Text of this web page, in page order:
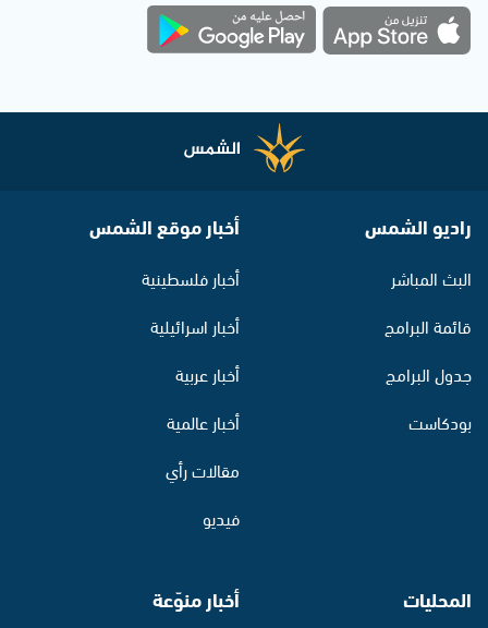
راديو الشمس
البث المباشر
قائمة البرامج
جدول البرامج
بودكاست
أخبار موقع الشمس
أخبار فلسطينية
أخبار اسرائيلية
أخبار عربية
أخبار عالمية
مقالات رأي
فيديو
المحليات أخبار منوّعة